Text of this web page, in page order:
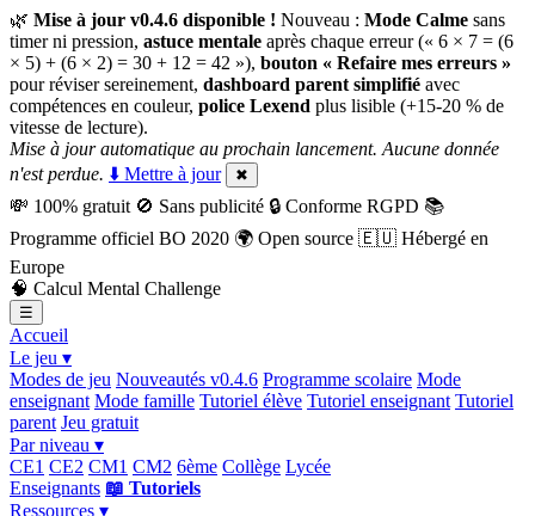
🌿 Mise à jour v0.4.6 disponible ! Nouveau : Mode Calme sans
timer ni pression, astuce mentale après chaque erreur (« 6 × 7 = (6
× 5) + (6 × 2) = 30 + 12 = 42 »), bouton « Refaire mes erreurs »
pour réviser sereinement, dashboard parent simplifié avec
compétences en couleur, police Lexend plus lisible (+15-20 % de
vitesse de lecture).
Mise à jour automatique au prochain lancement. Aucune donnée
n'est perdue. ⬇️ Mettre à jour ✖
💸 100% gratuit 🚫 Sans publicité 🔒 Conforme RGPD 📚
Programme officiel BO 2020 🌍 Open source 🇪🇺 Hébergé en
Europe
🧠 Calcul Mental Challenge
☰
Accueil
Le jeu ▾
Modes de jeu Nouveautés v0.4.6 Programme scolaire Mode
enseignant Mode famille Tutoriel élève Tutoriel enseignant Tutoriel
parent Jeu gratuit
Par niveau ▾
CE1 CE2 CM1 CM2 6ème Collège Lycée
Enseignants 📖 Tutoriels
Ressources ▾